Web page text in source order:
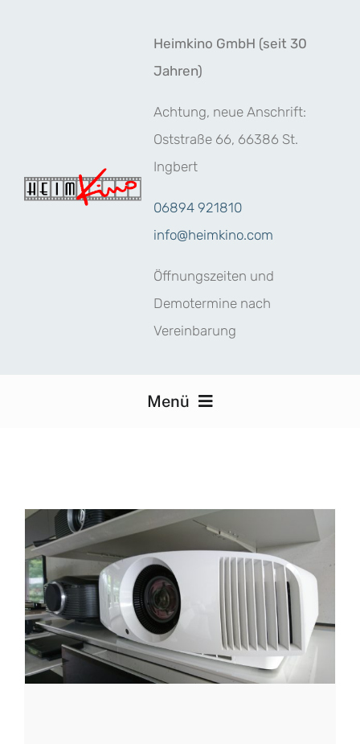
Heimkino GmbH (seit 30
Jahren)
Achtung, neue Anschrift:
Oststraße 66, 66386 St.
Ingbert
06894 921810
info@heimkino.com
Öffnungszeiten und
Demotermine nach
Vereinbarung
Menü
Medientechnik